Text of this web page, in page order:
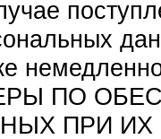
ПО
ПРИ ИХ